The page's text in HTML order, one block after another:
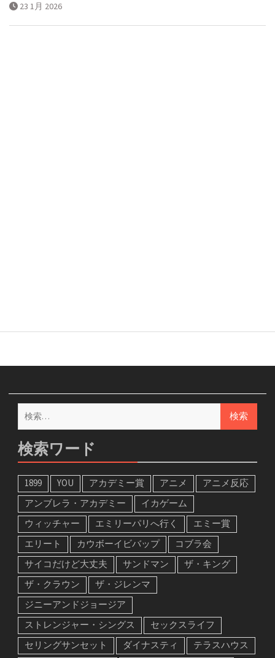
23 1月 2026
検
索:
検索ワード
1899 YOU アカデミー賞 アニメ
アニメ反応
アンブレラ・アカデミー
イカゲーム
ウィッチャー
エミリーパリへ行く
エミー賞
エリート
カウボーイビバップ
コブラ会
サイコだけど大丈夫
サンドマン
ザ・キング
ザ・クラウン
ザ・ジレンマ
ジニーアンドジョージア
ストレンジャー・シングス
セックスライフ
セリングサンセット
ダイナスティ
テラスハウス